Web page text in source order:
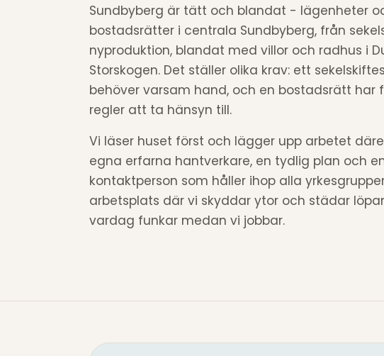
Sundbyberg är tätt och blandat - lägenheter
bostadsrätter i centrala Sundbyberg, från
nyproduktion, blandat med villor och radhus i
Storskogen. Det ställer olika krav: ett
behöver varsam hand, och en bostadsrätt har
regler att ta hänsyn till.
Vi läser huset först och lägger upp arbetet
egna erfarna hantverkare, en tydlig plan och
kontaktperson som håller ihop alla
arbetsplats där vi skyddar ytor och städar
vardag funkar medan vi jobbar.